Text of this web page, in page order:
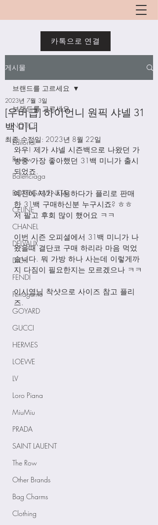
카톡으로 연결
게시물
브랜드를 고르세요
NOTICE
Editorial
Review
Balenciaga
BOTTEGA VENETA
CELINE
CHANEL
DELVAUX
DIOR
FENDI
Ferragamo
GOYARD
GUCCI
HERMES
LOEWE
LV
Loro Piana
MiuMiu
PRADA
SAINT LAUENT
The Row
Other Brands
Bag Charms
Clothing
브랜드를 고르세요
[우버급] 하이언니 원픽 샤넬 31
백 미니
2023년 7월 3일
최종 수정일: 2023년 8월 22일
와우! 제가 샤넬 시즌백으로 나왔던 가
방중 가장 좋아했던 31백 미니가 출시
되었죠.
예전에 제가 사용하다가 플리로 판매
한 31백 구매하신분 누구시죠? ㅎㅎ
저 팔고 후회 많이 했어요 ㅋㅋ
이번 시즌 오피셜에서 31백 미니가 나
왔을때 결단코 구매 하리라 마음 먹었
습니다. 뭐 가방 하나 사는데 이렇게까
지 다짐이 필요한지는 모르겠으나 ㅋㅋ
이시영님 착샷으로 사이즈 참고 플리
즈.